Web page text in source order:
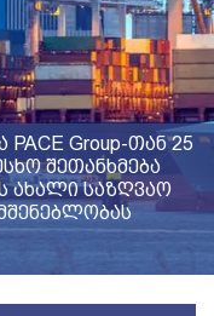
Group-თან 25
შეთანხმება
ახალი საზღვაო